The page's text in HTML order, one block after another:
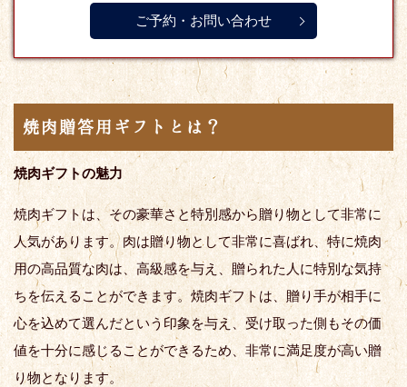
ご予約・お問い合わせ
焼肉贈答用ギフトとは？
焼肉ギフトの魅力
焼肉ギフトは、その豪華さと特別感から贈り物として非常に
人気があります。肉は贈り物として非常に喜ばれ、特に焼肉
用の高品質な肉は、高級感を与え、贈られた人に特別な気持
ちを伝えることができます。焼肉ギフトは、贈り手が相手に
心を込めて選んだという印象を与え、受け取った側もその価
値を十分に感じることができるため、非常に満足度が高い贈
り物となります。